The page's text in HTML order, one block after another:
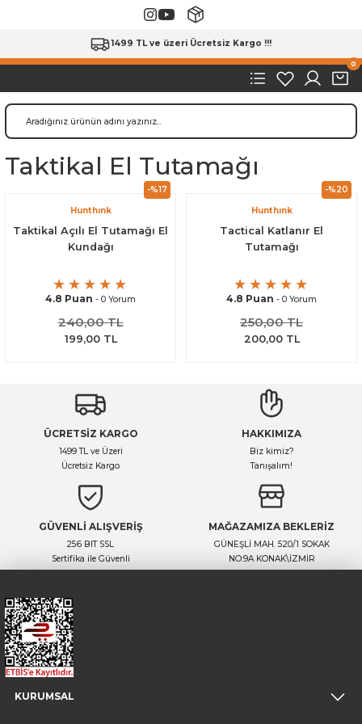
1499 TL ve üzeri Ücretsiz Kargo !!!
0
Taktikal El Tutamağı
-%17
Hunthınk
Taktikal Açılı El Tutamağı El
Kundağı
4.8 Puan - 0 Yorum
240,00 TL
199,00 TL
-%20
Hunthınk
Tactical Katlanır El
Tutamağı
4.8 Puan - 0 Yorum
250,00 TL
200,00 TL
ÜCRETSİZ KARGO
1499 TL ve Üzeri
Ücretsiz Kargo
HAKKIMIZA
Biz kimiz?
Tanışalım!
GÜVENLİ ALIŞVERİŞ
256 BIT SSL
Sertifika ile Güvenli
MAĞAZAMIZA BEKLERİZ
GÜNEŞLİ MAH. 520/1 SOKAK
NO:9A KONAK\İZMİR
KURUMSAL